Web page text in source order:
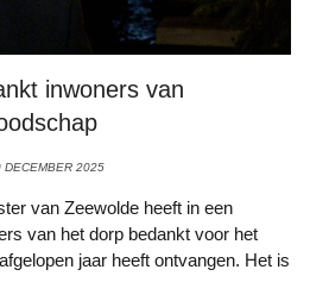
inwoners van
DECEMBER 2025
van Zeewolde heeft in een
van het dorp bedankt voor het
jaar heeft ontvangen. Het is